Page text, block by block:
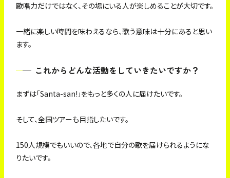
歌唱力だけではなく、その場にいる人が楽しめることが大切です。
一緒に楽しい時間を味わえるなら、歌う意味は十分にあると思い
ます。
これからどんな活動をしていきたいですか？
まずは「Santa-san!」をもっと多くの人に届けたいです。
そして、全国ツアーも目指したいです。
150人規模でもいいので、各地で自分の歌を届けられるようにな
りたいです。